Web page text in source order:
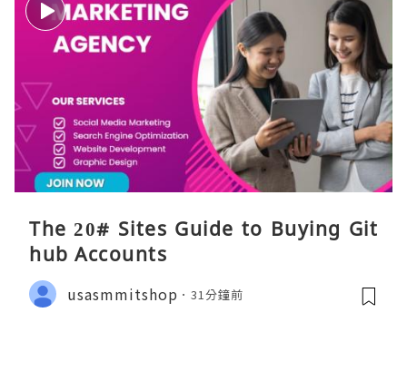
The 20# Sites Guide to Buying Git
hub Accounts
usasmmitshop 31分鐘前